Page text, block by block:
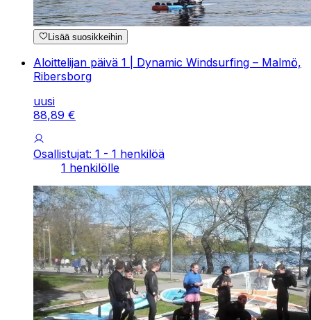
Lisää suosikkeihin
Aloittelijan päivä 1 | Dynamic Windsurfing – Malmö,
Ribersborg
uusi
88,89 €
Osallistujat: 1 - 1 henkilöä
1 henkilölle